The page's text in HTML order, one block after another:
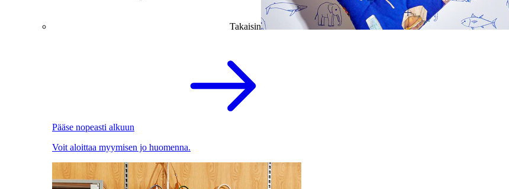
Takaisin
Pääse nopeasti alkuun
Voit aloittaa myymisen jo huomenna.